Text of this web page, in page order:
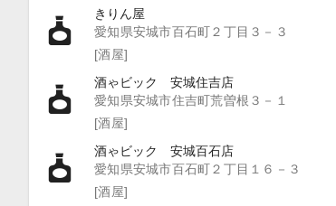
きりん屋
愛知県安城市百石町２丁目３－３
[酒屋]
酒ゃビック 安城住吉店
愛知県安城市住吉町荒曽根３－１
[酒屋]
酒ゃビック 安城百石店
愛知県安城市百石町２丁目１６－３
[酒屋]